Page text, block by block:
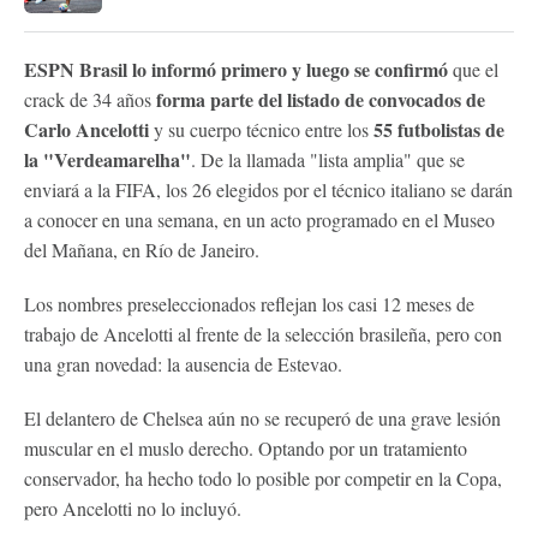
ESPN Brasil lo informó primero y luego se confirmóque el
crack de 34 añosforma parte del listado de convocados de
Carlo Ancelottiy su cuerpo técnico entre los55 futbolistas de
la "Verdeamarelha". De la llamada "lista amplia" que se
enviará a la FIFA, los 26 elegidos por el técnico italiano se darán
a conocer en una semana, en un acto programado en el Museo
del Mañana, en Río de Janeiro.
Los nombres preseleccionados reflejan los casi 12 meses de
trabajo de Ancelotti al frente de la selección brasileña, pero con
una gran novedad: la ausencia de Estevao.
El delantero de Chelsea aún no se recuperó de una grave lesión
muscular en el muslo derecho. Optando por un tratamiento
conservador, ha hecho todo lo posible por competir en la Copa,
pero Ancelotti no lo incluyó.